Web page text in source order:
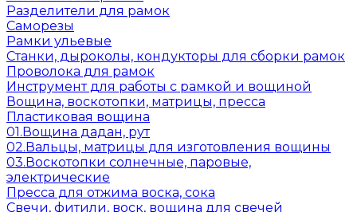
Разделители для рамок
Саморезы
Рамки ульевые
Станки, дыроколы, кондукторы для сборки рамок
Проволока для рамок
Инструмент для работы с рамкой и вощиной
Вощина, воскотопки, матрицы, пресса
Пластиковая вощина
01.Вощина дадан, рут
02.Вальцы, матрицы для изготовления вощины
03.Воскотопки солнечные, паровые,
электрические
Пресса для отжима воска, сока
Свечи, фитили, воск, вощина для свечей